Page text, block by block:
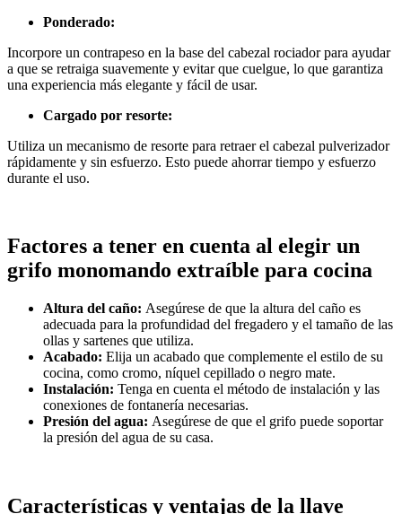
Ponderado:
Incorpore un contrapeso en la base del cabezal rociador para ayudar
a que se retraiga suavemente y evitar que cuelgue, lo que garantiza
una experiencia más elegante y fácil de usar.
Cargado por resorte:
Utiliza un mecanismo de resorte para retraer el cabezal pulverizador
rápidamente y sin esfuerzo. Esto puede ahorrar tiempo y esfuerzo
durante el uso.
Factores a tener en cuenta al elegir un
grifo monomando extraíble para cocina
Altura del caño: Asegúrese de que la altura del caño es
adecuada para la profundidad del fregadero y el tamaño de las
ollas y sartenes que utiliza.
Acabado: Elija un acabado que complemente el estilo de su
cocina, como cromo, níquel cepillado o negro mate.
Instalación: Tenga en cuenta el método de instalación y las
conexiones de fontanería necesarias.
Presión del agua: Asegúrese de que el grifo puede soportar
la presión del agua de su casa.
Características y ventajas de la llave